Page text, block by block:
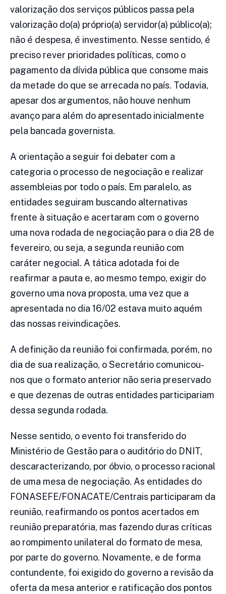
valorização dos serviços públicos passa pela
valorização do(a) próprio(a) servidor(a) público(a);
não é despesa, é investimento. Nesse sentido, é
preciso rever prioridades políticas, como o
pagamento da dívida pública que consome mais
da metade do que se arrecada no país. Todavia,
apesar dos argumentos, não houve nenhum
avanço para além do apresentado inicialmente
pela bancada governista.
A orientação a seguir foi debater com a
categoria o processo de negociação e realizar
assembleias por todo o país. Em paralelo, as
entidades seguiram buscando alternativas
frente à situação e acertaram com o governo
uma nova rodada de negociação para o dia 28 de
fevereiro, ou seja, a segunda reunião com
caráter negocial. A tática adotada foi de
reafirmar a pauta e, ao mesmo tempo, exigir do
governo uma nova proposta, uma vez que a
apresentada no dia 16/02 estava muito aquém
das nossas reivindicações.
A definição da reunião foi confirmada, porém, no
dia de sua realização, o Secretário comunicou-
nos que o formato anterior não seria preservado
e que dezenas de outras entidades participariam
dessa segunda rodada.
Nesse sentido, o evento foi transferido do
Ministério de Gestão para o auditório do DNIT,
descaracterizando, por óbvio, o processo racional
de uma mesa de negociação. As entidades do
FONASEFE/FONACATE/Centrais participaram da
reunião, reafirmando os pontos acertados em
reunião preparatória, mas fazendo duras críticas
ao rompimento unilateral do formato de mesa,
por parte do governo. Novamente, e de forma
contundente, foi exigido do governo a revisão da
oferta da mesa anterior e ratificação dos pontos